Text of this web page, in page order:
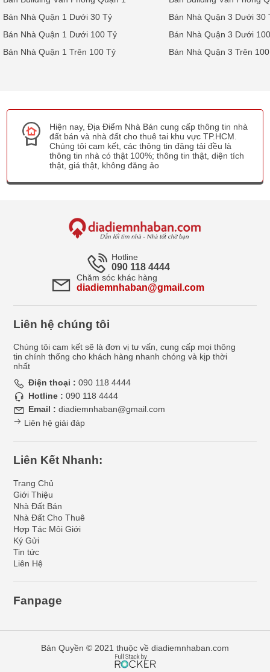
Bán Nhà Quận 1 Dưới 30 Tỷ
Bán Nhà Quận 3 Dưới 30
Bán Nhà Quận 1 Dưới 100 Tỷ
Bán Nhà Quận 3 Dưới
Bán Nhà Quận 1 Trên 100 Tỷ
Bán Nhà Quận 3 Trên
Hiện nay, Địa Điểm Nhà Bán cung cấp thông tin nhà
đất bán và nhà đất cho thuê tai khu vực TP.HCM.
Chúng tôi cam kết, các thông tin đăng tải đều là
thông tin nhà có thật 100%; thông tin thật, diện tích
thật, giá thật, không đăng ảo
Hotline
090 118 4444
Chăm sóc khác hàng
diadiemnhaban@gmail.com
Liên hệ chúng tôi
Chúng tôi cam kết sẽ là đơn vị tư vấn, cung cấp mọi thông
tin chính thống cho khách hàng nhanh chóng và kịp thời
nhất
Điện thoại : 090 118 4444
Hotline : 090 118 4444
Email : diadiemnhaban@gmail.com
Liên hệ giải đáp
Liên Kết Nhanh:
Trang Chủ
Giới Thiệu
Nhà Đất Bán
Nhà Đất Cho Thuê
Hợp Tác Môi Giới
Ký Gửi
Tin tức
Liên Hệ
Fanpage
Bản Quyền © 2021 thuộc về diadiemnhaban.com